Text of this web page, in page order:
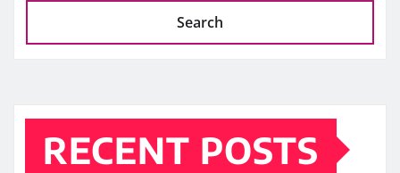
Search
RECENT POSTS